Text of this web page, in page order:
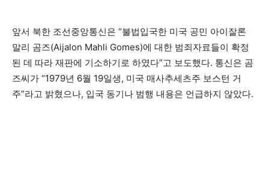
앞서 북한 조선중앙통신은 “불법입국한 미국 공민 아이잘론
말리 곰즈(Aijalon Mahli Gomes)에 대한 범죄자료들이 확정
된 데 따라 재판에 기소하기로 하였다”고 보도했다. 통신은 곰
즈씨가 “1979년 6월 19일생, 미국 매사추세츠주 보스턴 거
주”라고 밝혔으나, 입국 동기나 범행 내용은 언급하지 않았다.